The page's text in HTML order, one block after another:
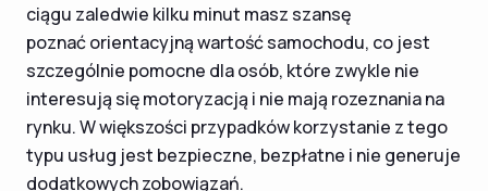
ciągu zaledwie kilku minut masz szansę
poznać orientacyjną wartość samochodu, co jest
szczególnie pomocne dla osób, które zwykle nie
interesują się motoryzacją i nie mają rozeznania na
rynku. W większości przypadków korzystanie z tego
typu usług jest bezpieczne, bezpłatne i nie generuje
dodatkowych zobowiązań.